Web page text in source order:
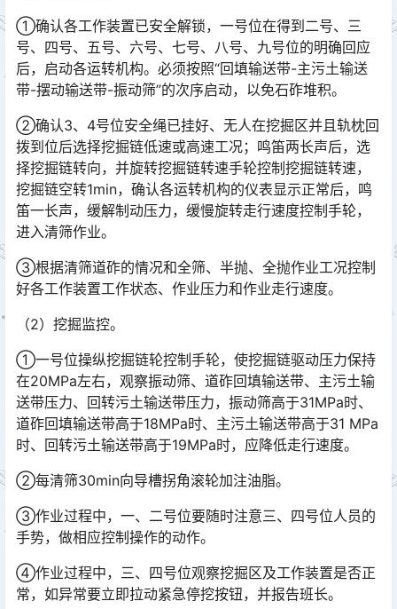
①确认各工作装置已安全解锁，一号位在得到二号、三
号、四号、五号、六号、七号、八号、九号位的明确回应
后，启动各运转机构。必须按照“回填输送带-主污土输送
带-摆动输送带-振动筛”的次序启动，以免石砟堆积。󠅅󠅃󠄵󠅂󠄪󠇖󠆨󠆨󠇕󠆞󠆒󠅬󠇘󠆭󠆘󠇙󠆝󠅵󠇗󠆭󠆁󠄐󠇗󠅹󠅸󠇖󠆍󠅳󠇖󠅹󠅰󠇖󠆌󠅹
②确认3、4号位安全绳已挂好、无人在挖掘区并且轨枕回
拨到位后选择挖掘链低速或高速工况；鸣笛两长声后，选
择挖掘链转向，并旋转挖掘链转速手轮控制挖掘链转速，
挖掘链空转1min，确认各运转机构的仪表显示正常后，鸣
笛一长声，缓解制动压力，缓慢旋转走行速度控制手轮，
进入清筛作业。󠅅󠅃󠄵󠅂󠄪󠇖󠆨󠆨󠇕󠆞󠆒󠅬󠇘󠆭󠆘󠇙󠆝󠅵󠇗󠆭󠆁󠄐󠇗󠅹󠅸󠇖󠆍󠅳󠇖󠅹󠅰󠇖󠆌󠅹
③根据清筛道砟的情况和全筛、半抛、全抛作业工况控制
好各工作装置工作状态、作业压力和作业走行速度。
（2）挖掘监控。
①一号位操纵挖掘链轮控制手轮，使挖掘链驱动压力保持
在20MPa左右，观察振动筛、道砟回填输送带、主污土输
送带压力、回转污土输送带压力，振动筛高于31MPa时、
道砟回填输送带高于18MPa时、主污土输送带高于31 MPa
时、回转污土输送带高于19MPa时，应降低走行速度。󠅅󠅃󠄵󠅂󠄪󠇖󠆨󠆨󠇕󠆞󠆒󠅬󠇘󠆭󠆘󠇙󠆝󠅵󠇗󠆭󠆁󠄐󠇗󠅹󠅸󠇖󠆍󠅳󠇖󠅹󠅰󠇖󠆌󠅹
②每清筛30min向导槽拐角滚轮加注油脂。
③作业过程中，一、二号位要随时注意三、四号位人员的
手势，做相应控制操作的动作。
④作业过程中，三、四号位观察挖掘区及工作装置是否正
常，如异常要立即拉动紧急停挖按钮，并报告班长。